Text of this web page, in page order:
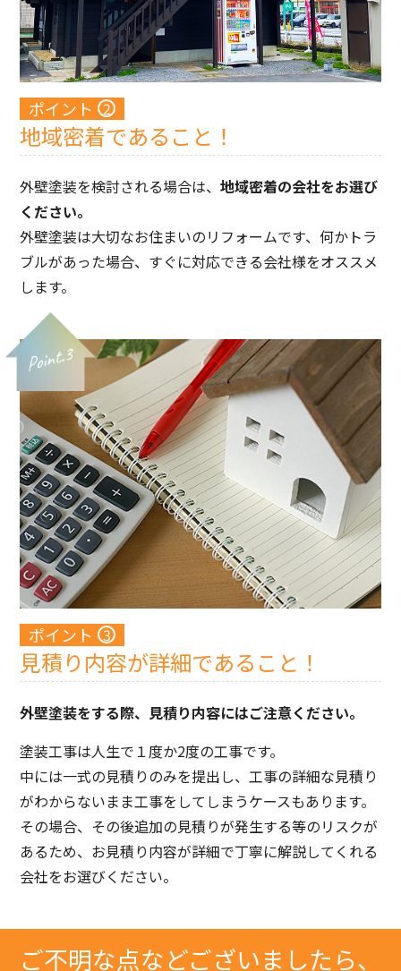
ポイント
地域密着であること！
外壁塗装を検討される場合は、地域密着の会社をお選び
ください。
外壁塗装は大切なお住まいのリフォームです、何かトラ
ブルがあった場合、すぐに対応できる会社様をオススメ
します。
ポイント
見積り内容が詳細であること！
外壁塗装をする際、見積り内容にはご注意ください。
塗装工事は人生で１度か2度の工事です。
中には一式の見積りのみを提出し、工事の詳細な見積り
がわからないまま工事をしてしまうケースもあります。
その場合、その後追加の見積りが発生する等のリスクが
あるため、お見積り内容が詳細で丁寧に解説してくれる
会社をお選びください。
ご不明な点などございましたら、